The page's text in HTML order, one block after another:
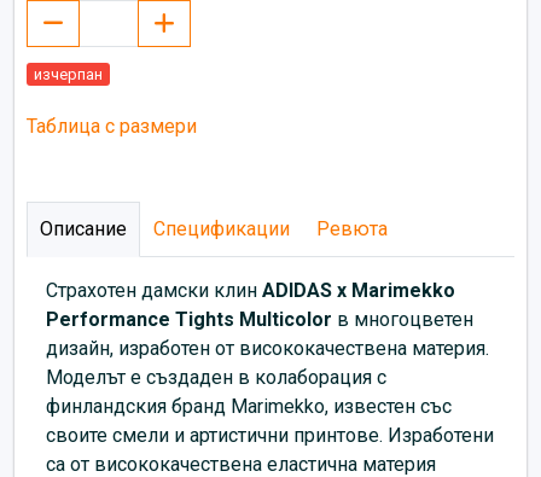
изчерпан
Таблица с размери
Описание Спецификации Ревюта
Страхотен дамски клин ADIDAS x Marimekko
Performance Tights Multicolor в многоцветен
дизайн, изработен от висококачествена материя.
Моделът е създаден в колаборация с
финландския бранд Marimekko, известен със
своите смели и артистични принтове. Изработени
са от висококачествена еластична материя